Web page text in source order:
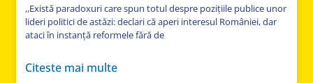
,,Există paradoxuri care spun totul despre pozițiile publice unor
lideri politici de astăzi: declari că aperi interesul României, dar
ataci în instanță reformele fără de
Citeste mai multe